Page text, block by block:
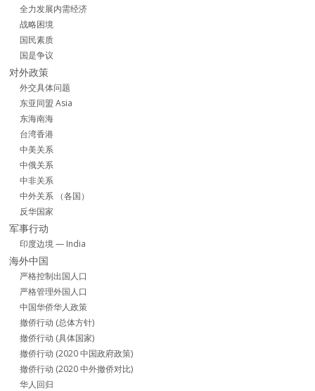
全力发展内需经济
战略困境
国民素质
国是争议
对外政策
外交具体问题
东亚同盟 Asia
东海南海
台湾香港
中美关系
中俄关系
中非关系
中外关系 （各国）
反华国家
军事行动
印度边境 — India
海外中国
严格控制出国人口
严格管理外国人口
中国华侨华人政策
撤侨行动 (总体方针)
撤侨行动 (具体国家)
撤侨行动 (2020 中国政府政策)
撤侨行动 (2020 中外撤侨对比)
华人回归